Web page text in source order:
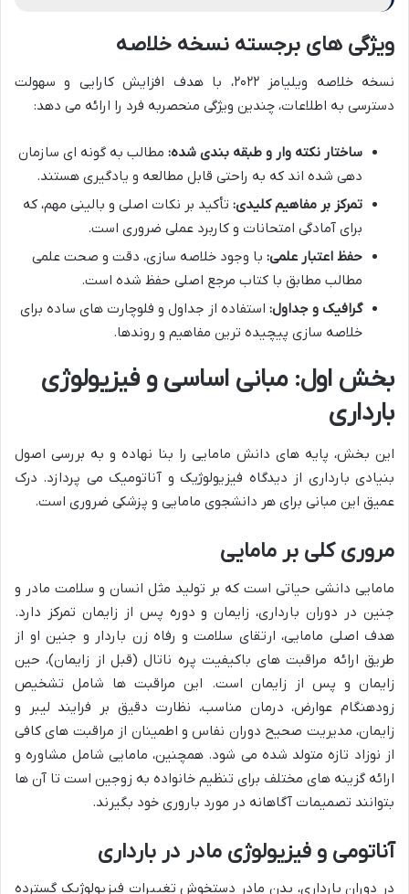
ویژگی های برجسته نسخه خلاصه
نسخه خلاصه ویلیامز ۲۰۲۲، با هدف افزایش کارایی و سهولت
دسترسی به اطلاعات، چندین ویژگی منحصربه فرد را ارائه می دهد:
ساختار نکته وار و طبقه بندی شده: مطالب به گونه ای سازمان
دهی شده اند که به راحتی قابل مطالعه و یادگیری هستند.
تمرکز بر مفاهیم کلیدی: تأکید بر نکات اصلی و بالینی مهم، که
برای آمادگی امتحانات و کاربرد عملی ضروری است.
حفظ اعتبار علمی: با وجود خلاصه سازی، دقت و صحت علمی
مطالب مطابق با کتاب مرجع اصلی حفظ شده است.
گرافیک و جداول: استفاده از جداول و فلوچارت های ساده برای
خلاصه سازی پیچیده ترین مفاهیم و روندها.
بخش اول: مبانی اساسی و فیزیولوژی
بارداری
این بخش، پایه های دانش مامایی را بنا نهاده و به بررسی اصول
بنیادی بارداری از دیدگاه فیزیولوژیک و آناتومیک می پردازد. درک
عمیق این مبانی برای هر دانشجوی مامایی و پزشکی ضروری است.
مروری کلی بر مامایی
مامایی دانشی حیاتی است که بر تولید مثل انسان و سلامت مادر و
جنین در دوران بارداری، زایمان و دوره پس از زایمان تمرکز دارد.
هدف اصلی مامایی، ارتقای سلامت و رفاه زن باردار و جنین او از
طریق ارائه مراقبت های باکیفیت پره ناتال (قبل از زایمان)، حین
زایمان و پس از زایمان است. این مراقبت ها شامل تشخیص
زودهنگام عوارض، درمان مناسب، نظارت دقیق بر فرایند لیبر و
زایمان، مدیریت صحیح دوران نفاس و اطمینان از مراقبت های کافی
از نوزاد تازه متولد شده می شود. همچنین، مامایی شامل مشاوره و
ارائه گزینه های مختلف برای تنظیم خانواده به زوجین است تا آن ها
بتوانند تصمیمات آگاهانه در مورد باروری خود بگیرند.
آناتومی و فیزیولوژی مادر در بارداری
در دوران بارداری، بدن مادر دستخوش تغییرات فیزیولوژیک گسترده